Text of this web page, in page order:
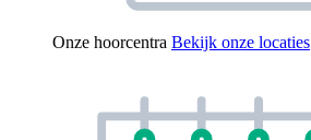
Onze hoorcentra Bekijk onze locaties